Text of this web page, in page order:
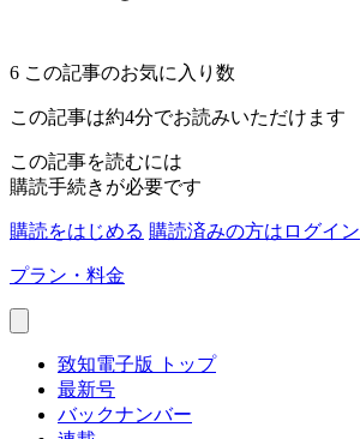
6 この記事のお気に入り数
この記事は約4分でお読みいただけます
この記事を読むには
購読手続きが必要です
購読をはじめる 購読済みの方はログイン
プラン・料金
致知電子版 トップ
最新号
バックナンバー